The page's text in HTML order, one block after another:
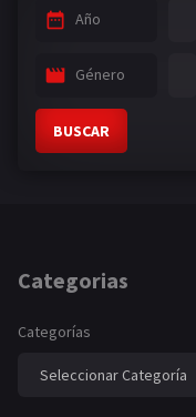
Año
Género
BUSCAR
Categorias
Categorías